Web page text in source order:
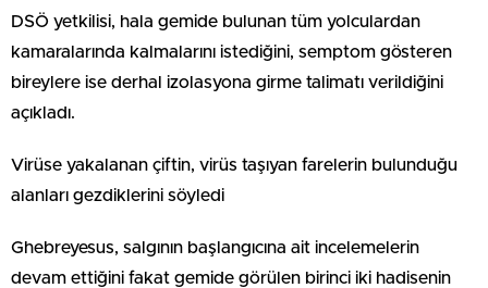
DSÖ yetkilisi, hala gemide bulunan tüm yolculardan
kamaralarında kalmalarını istediğini, semptom gösteren
bireylere ise derhal izolasyona girme talimatı verildiğini
açıkladı.
Virüse yakalanan çiftin, virüs taşıyan farelerin bulunduğu
alanları gezdiklerini söyledi
Ghebreyesus, salgının başlangıcına ait incelemelerin
devam ettiğini fakat gemide görülen birinci iki hadisenin